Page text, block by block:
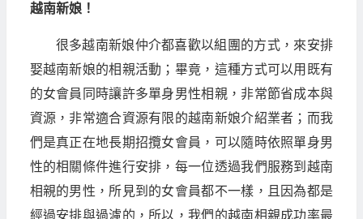
越南新娘！
很多越南新娘仲介都喜歡以組團的方式，來安排
娶越南新娘的相親活動；畢竟，這種方式可以用既有
的女會員同時讓許多單身男性相親，非常節省成本與
資源，非常適合資源有限的越南新娘介紹業者；而我
們是真正在地長期招攬女會員，可以隨時依照單身男
性的相關條件進行安排，每一位透過我們服務到越南
相親的男性，所見到的女會員都不一樣，且因為都是
經過安排與過濾的，所以，我們的越南相親成功率最